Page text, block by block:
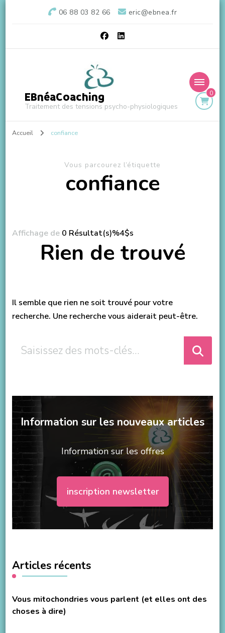
06 88 03 82 66 eric@ebnea.fr
EBnéaCoaching
Traitement des tensions psycho-physiologiques
0
Accueil confiance
Vous parcourez l’étiquette
confiance
Affichage de 0 Résultat(s)%4$s
Rien de trouvé
Il semble que rien ne soit trouvé pour votre
recherche. Une recherche vous aiderait peut-être.
recherchiez
?
Information sur les nouveaux articles
Information sur les offres
inscription newsletter
Articles récents
Vous mitochondries vous parlent (et elles ont des
choses à dire)